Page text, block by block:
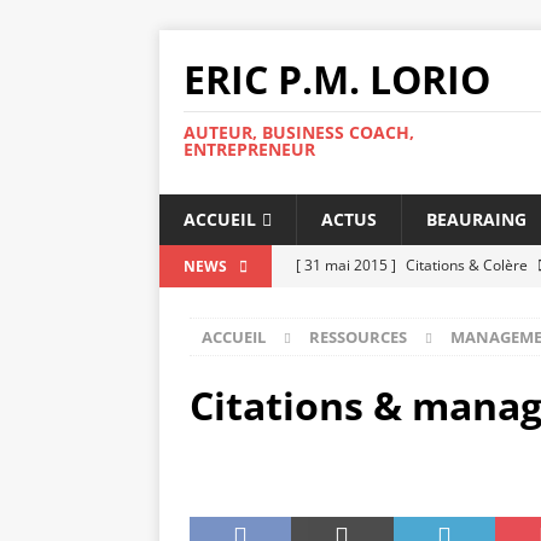
ERIC P.M. LORIO
AUTEUR, BUSINESS COACH,
ENTREPRENEUR
ACCUEIL ACTUS BEAURAING
NEWS [ 31 mai 2015 ] Citations & Colère
[ 11 mai 2015 ] Réussir un
[ 8 mai 2015 ]
Réussir son
ACCUEIL RESSOURCES
Citations &